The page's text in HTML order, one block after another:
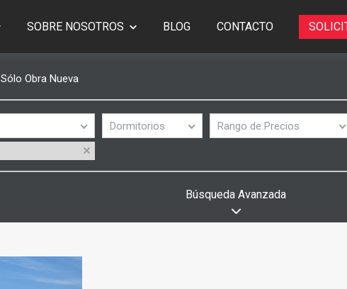
SOBRE NOSOTROS BLOG CONTACTO
Sólo Obra Nueva
Dormitorios Rango de Precios
Búsqueda Avanzada